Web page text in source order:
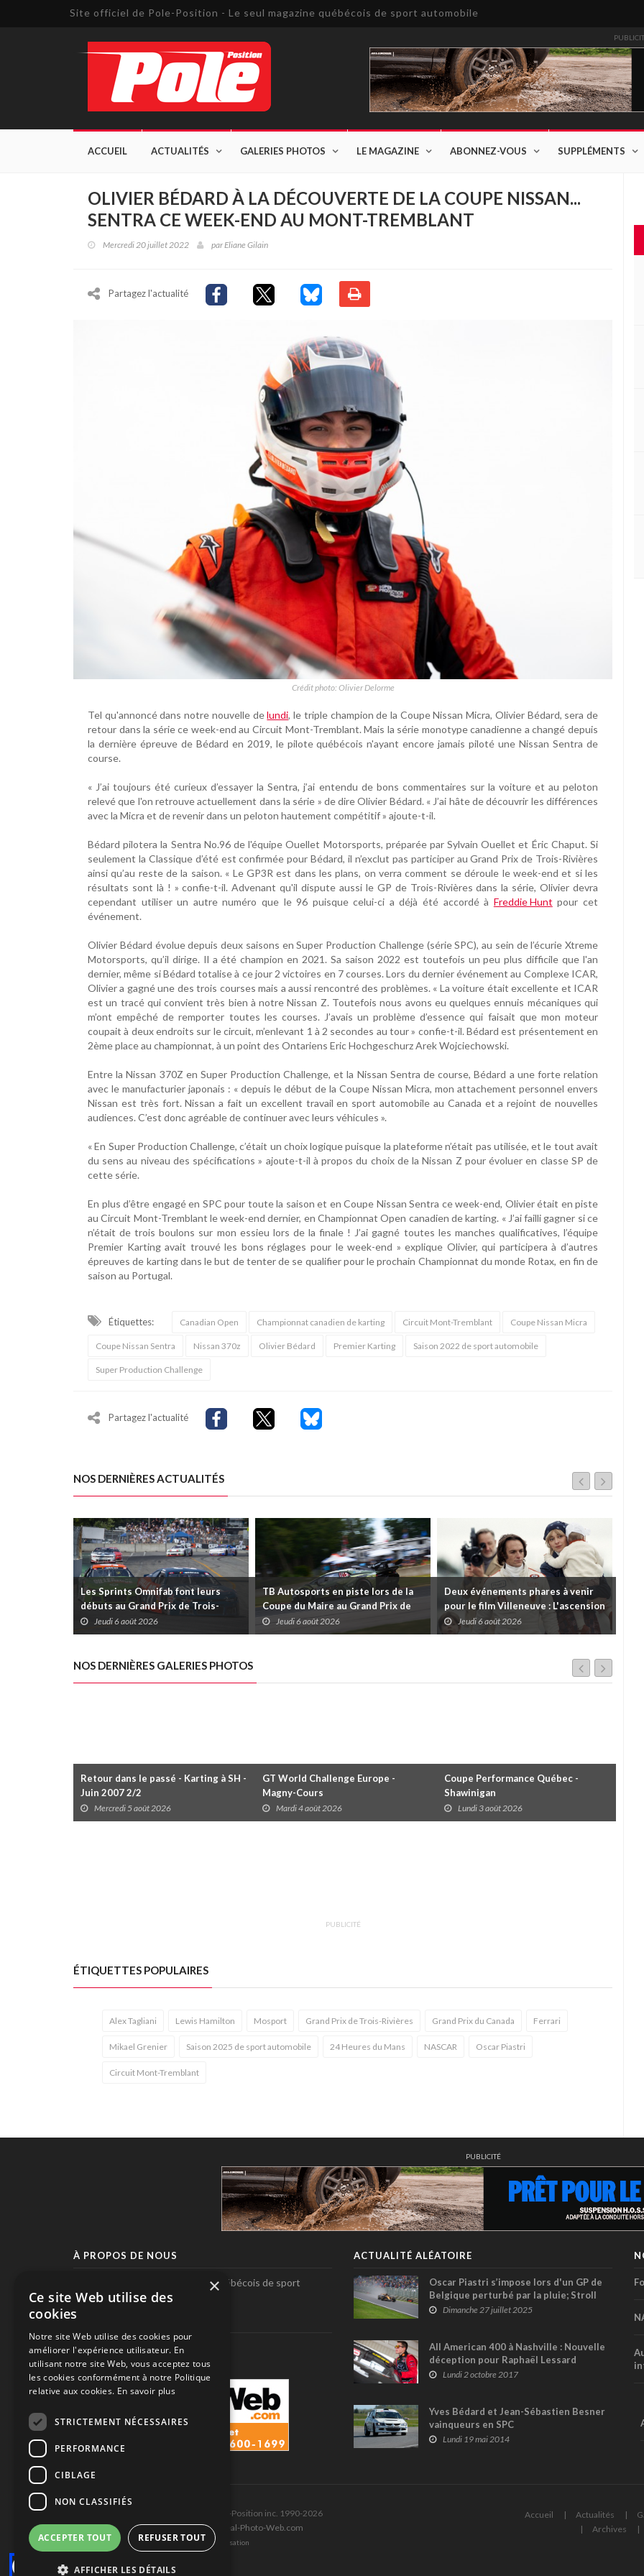
Site officiel de Pole-Position - Le seul magazine québécois de sport automobile
ACCUEIL ACTUALITÉS GALERIES PHOTOS LE MAGAZINE ABONNEZ-VOUS SUPPLÉMENTS
OLIVIER BÉDARD À LA DÉCOUVERTE DE LA COUPE NISSAN...
SENTRA CE WEEK-END AU MONT-TREMBLANT
Mercredi 20 juillet 2022 parEliane Gilain
Partagez l'actualité
Crédit photo: Olivier Delorme
Tel qu'annoncé dans notre nouvelle delundi, le triple champion de la Coupe Nissan Micra, Olivier Bédard, sera de
retour dans la série ce week-end au Circuit Mont-Tremblant. Mais la série monotype canadienne a changé depuis
la dernière épreuve de Bédard en 2019, le pilote québécois n'ayant encore jamais piloté une Nissan Sentra de
course.
« J’ai toujours été curieux d’essayer la Sentra, j’ai entendu de bons commentaires sur la voiture et au peloton
relevé que l'on retrouve actuellement dans la série » de dire Olivier Bédard. « J’ai hâte de découvrir les différences
avec la Micra et de revenir dans un peloton hautement compétitif » ajoute-t-il.
Bédard pilotera la Sentra No.96 de l'équipe Ouellet Motorsports, préparée par Sylvain Ouellet et Éric Chaput. Si
seulement la Classique d’été est confirmée pour Bédard, il n’exclut pas participer au Grand Prix de Trois-Rivières
ainsi qu’au reste de la saison. « Le GP3R est dans les plans, on verra comment se déroule le week-end et si les
résultats sont là ! » confie-t-il. Advenant qu'il dispute aussi le GP de Trois-Rivières dans la série, Olivier devra
cependant utiliser un autre numéro que le 96 puisque celui-ci a déjà été accordé à Freddie Hunt pour cet
événement.
Olivier Bédard évolue depuis deux saisons en Super Production Challenge (série SPC), au sein de l’écurie Xtreme
Motorsports, qu’il dirige. Il a été champion en 2021. Sa saison 2022 est toutefois un peu plus difficile que l'an
dernier, même si Bédard totalise à ce jour 2 victoires en 7 courses. Lors du dernier événement au Complexe ICAR,
Olivier a gagné une des trois courses mais a aussi rencontré des problèmes. « La voiture était excellente et ICAR
est un tracé qui convient très bien à notre Nissan Z. Toutefois nous avons eu quelques ennuis mécaniques qui
m’ont empêché de remporter toutes les courses. J’avais un problème d’essence qui faisait que mon moteur
coupait à deux endroits sur le circuit, m’enlevant 1 à 2 secondes au tour » confie-t-il. Bédard est présentement en
2ème place au championnat, à un point des Ontariens Eric Hochgeschurz Arek Wojciechowski.
Entre la Nissan 370Z en Super Production Challenge, et la Nissan Sentra de course, Bédard a une forte relation
avec le manufacturier japonais : « depuis le début de la Coupe Nissan Micra, mon attachement personnel envers
Nissan est très fort. Nissan a fait un excellent travail en sport automobile au Canada et a rejoint de nouvelles
audiences. C’est donc agréable de continuer avec leurs véhicules ».
« En Super Production Challenge, c’était un choix logique puisque la plateforme n’était pas utilisée, et le tout avait
du sens au niveau des spécifications » ajoute-t-il à propos du choix de la Nissan Z pour évoluer en classe SP de
cette série.
En plus d’être engagé en SPC pour toute la saison et en Coupe Nissan Sentra ce week-end, Olivier était en piste
au Circuit Mont-Tremblant le week-end dernier, en Championnat Open canadien de karting. « J’ai failli gagner si ce
n’était de trois boulons sur mon essieu lors de la finale ! J’ai gagné toutes les manches qualificatives, l’équipe
Premier Karting avait trouvé les bons réglages pour le week-end » explique Olivier, qui participera à d’autres
épreuves de karting dans le but de tenter de se qualifier pour le prochain Championnat du monde Rotax, en fin de
saison au Portugal.
Étiquettes: Canadian Open Championnat canadien de karting Circuit Mont-Tremblant Coupe Nissan Micra
Coupe Nissan Sentra Nissan 370z Olivier Bédard Premier Karting Saison 2022 de sport automobile
Super Production Challenge
Partagez l'actualité
NOS DERNIÈRES ACTUALITÉS
Les Sprints Omnifab font leurs
débuts au Grand Prix de Trois-
Rivières avec un format inspiré de
Daytona
Jeudi 6 août 2026
TB Autosports en piste lors de la
Coupe du Maire au Grand Prix de
Trois-Rivières
Jeudi 6 août 2026
Deux événements phares à venir
pour le film Villeneuve : L'ascension
d'une légende (+ vidéo)
Jeudi 6 août 2026
NOS DERNIÈRES GALERIES PHOTOS
Retour dans le passé - Karting à SH -
Juin 2007 2/2
Mercredi 5 août 2026
GT World Challenge Europe -
Magny-Cours
Mardi 4 août 2026
Coupe Performance Québec -
Shawinigan
Lundi 3 août 2026
PUBLICITÉ
ÉTIQUETTES POPULAIRES
Alex Tagliani Lewis Hamilton Mosport Grand Prix de Trois-Rivières Grand Prix du Canada Ferrari
Mikael Grenier Saison 2025 de sport automobile 24 Heures du Mans NASCAR Oscar Piastri
Circuit Mont-Tremblant
PUBLICITÉ
À PROPOS DE NOUS
Pole-Position, le seul magazine québécois de sport
automobile.
SUIVEZ-NOUS
ACTUALITÉ ALÉATOIRE
Oscar Piastri s’impose lors d'un GP de
Belgique perturbé par la pluie; Stroll
14eDimanche 27 juillet 2025
All American 400 à Nashville : Nouvelle
déception pour Raphaël Lessard
Lundi 2 octobre 2017
Yves Bédard et Jean-Sébastien Besner
vainqueurs en SPC
Lundi 19 mai 2014
Tous droits réservés © Les Éditions Pole-Position inc. 1990-2026
Ce site est produit et hébergé par Montréal-Photo-Web.com
Politique de confidentialité et Conditions d’utilisation
Accueil Actualités
Archives
×
Ce site Web utilise des
cookies
Notre site Web utilise des cookies pour
améliorer l'expérience utilisateur. En
utilisant notre site Web, vous acceptez tous
les cookies conformément à notre Politique
relative aux cookies. En savoir plus
STRICTEMENT NÉCESSAIRES
PERFORMANCE
CIBLAGE
NON CLASSIFIÉS
ACCEPTER TOUT REFUSER TOUT
AFFICHER LES DÉTAILS